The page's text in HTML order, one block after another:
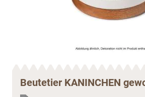
Beutetier KANINCHEN